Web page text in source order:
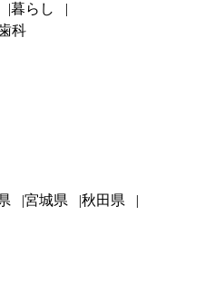
暮らし
科
宮城県
秋田県